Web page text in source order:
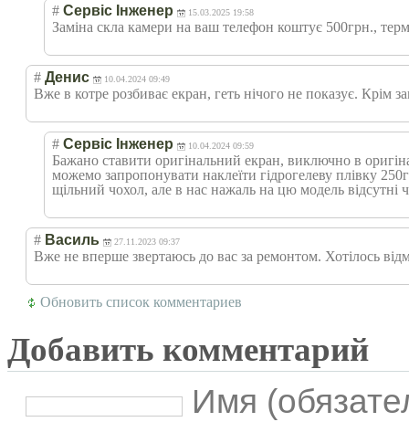
# Сервіс Інженер 15.03.2025 19:58
Заміна скла камери на ваш телефон коштує 500грн.,
# Денис 10.04.2024 09:49
Вже в котре розбиває екран, геть нічого не показує. Крім
# Сервіс Інженер 10.04.2024 09:59
Бажано ставити оригінальний екран, виключно в
можемо запропонувати наклеїти гідрогелеву плівку
щільний чохол, але в нас нажаль на цю модель відсутні
# Василь 27.11.2023 09:37
Вже не вперше звертаюсь до вас за ремонтом. Хотілось
Обновить список комментариев
Добавить комментарий
Имя